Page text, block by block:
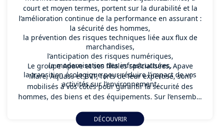
court et moyen termes, portent sur la durabilité et la
l’amélioration continue de la performance en assurant :
la sécurité des hommes,
la prévention des risques techniques liée aux flux de
marchandises,
l’anticipation des risques numériques,
la modernisation des infrastructures,
la transition écologique pour réduire l’impact de vos
activités sur l’environnement.
Le groupe Apave et ses filiales spécialisées, Apave
Mare, Aquass et BVT, forts de leur expertise, sont
mobilisés à vos côtés pour garantir la sécurité des
hommes, des biens et des équipements. Sur l’ensemble
pour vous une réponse sur-mesure en phase avec les
exigences réglementaires.
DÉCOUVRIR